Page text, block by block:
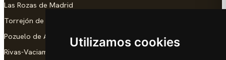
Utilizamos cookies
Las Rozas de Madrid
Torrejón de Ardoz
Pozuelo de Alarcón
Rivas-Vaciamadrid